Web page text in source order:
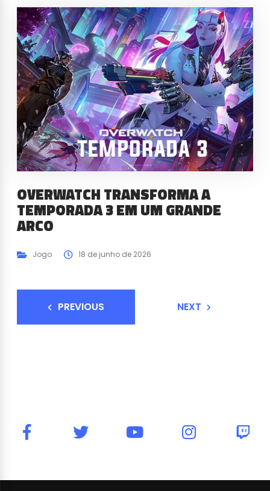
OVERWATCH TRANSFORMA A
TEMPORADA 3 EM UM GRANDE
ARCO
Jogo 18 de junho de 2026
PREVIOUS NEXT